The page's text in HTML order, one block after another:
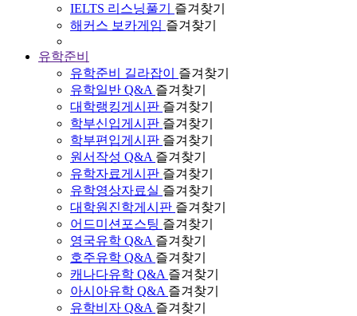
IELTS 리스닝풀기
즐겨찾기
해커스 보카게임 즐겨찾기
유학준비
유학준비 길라잡이
즐겨찾기
유학일반 Q&A 즐겨찾기
대학랭킹게시판 즐겨찾기
학부신입게시판 즐겨찾기
학부편입게시판 즐겨찾기
원서작성 Q&A 즐겨찾기
유학자료게시판 즐겨찾기
유학영상자료실 즐겨찾기
대학원진학게시판 즐겨찾기
어드미션포스팅 즐겨찾기
영국유학 Q&A 즐겨찾기
호주유학 Q&A 즐겨찾기
캐나다유학 Q&A 즐겨찾기
아시아유학 Q&A 즐겨찾기
유학비자 Q&A 즐겨찾기